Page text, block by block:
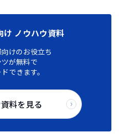
け ノウハウ資料
けのお役立ち
が無料で
できます。
料を見る